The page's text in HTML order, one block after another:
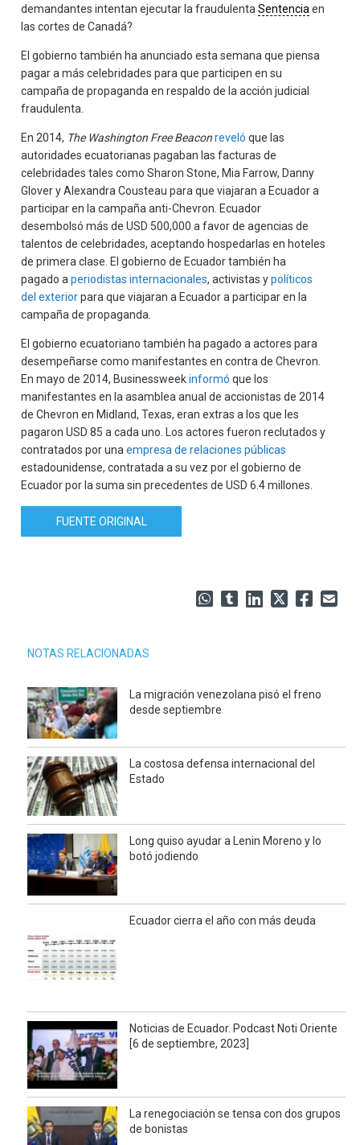
demandantes intentan ejecutar la fraudulentaSentencia en
las cortes de Canadá?
El gobierno también ha anunciado esta semana que piensa
pagar a más celebridades para que participen en su
campaña de propaganda en respaldo de la acción judicial
fraudulenta.
En 2014, The Washington Free Beaconreveló que las
autoridades ecuatorianas pagaban las facturas de
celebridades tales como Sharon Stone, Mia Farrow, Danny
Glover y Alexandra Cousteau para que viajaran a Ecuador a
participar en la campaña anti-Chevron. Ecuador
desembolsó más de USD 500,000 a favor de agencias de
talentos de celebridades, aceptando hospedarlas en hoteles
de primera clase. El gobierno de Ecuador también ha
pagado aperiodistas internacionales, activistas ypolíticos
del exteriorpara que viajaran a Ecuador a participar en la
campaña de propaganda.
El gobierno ecuatoriano también ha pagado a actores para
desempeñarse como manifestantes en contra de Chevron.
En mayo de 2014, Businessweekinformó que los
manifestantes en la asamblea anual de accionistas de 2014
de Chevron en Midland, Texas, eran extras a los que les
pagaron USD 85 a cada uno. Los actores fueron reclutados y
contratados por unaempresa de relaciones públicas
estadounidense, contratada a su vez por el gobierno de
Ecuador por la suma sin precedentes de USD 6.4 millones.
FUENTE ORIGINAL
NOTAS RELACIONADAS
La migración venezolana pisó el freno
desde septiembre
La costosa defensa internacional del
Estado
Long quiso ayudar a Lenin Moreno y lo
botó jodiendo
Ecuador cierra el año con más deuda
Noticias de Ecuador. Podcast Noti Oriente
[6 de septiembre, 2023]
La renegociación se tensa con dos grupos
de bonistas